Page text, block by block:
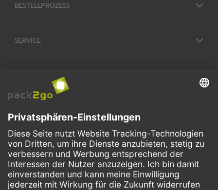
BESTELLPROZESS
SERVICE
VERSANDARTEN
FacebookInstagramLinkedIn